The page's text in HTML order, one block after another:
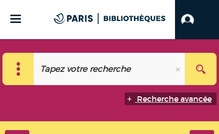
Recherche avancée